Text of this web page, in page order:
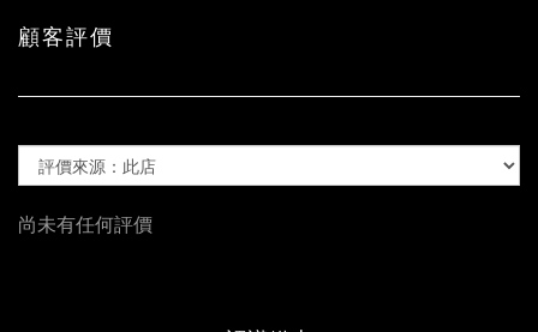
顧客評價
尚未有任何評價